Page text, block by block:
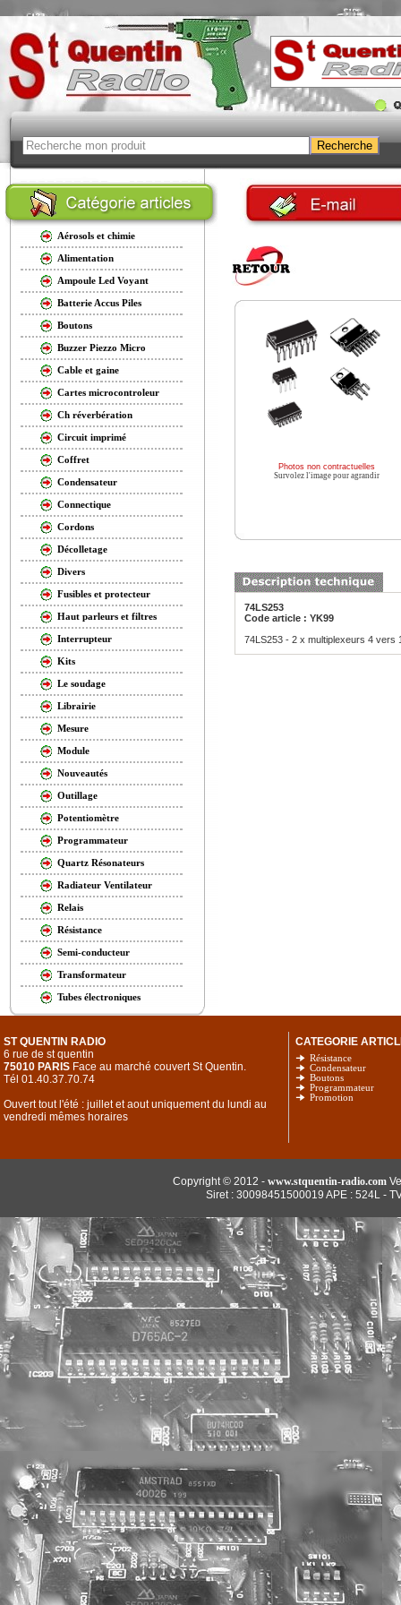
Aérosols et chimie
Alimentation
Ampoule Led Voyant
Batterie Accus Piles
Boutons
Buzzer Piezzo Micro
Cable et gaine
Cartes microcontroleur
Ch réverbération
Circuit imprimé
Coffret
Condensateur
Connectique
Cordons
Décolletage
Divers
Fusibles et protecteur
Haut parleurs et filtres
Interrupteur
Kits
Le soudage
Librairie
Mesure
Module
Nouveautés
Outillage
Potentiomètre
Programmateur
Quartz Résonateurs
Radiateur Ventilateur
Relais
Résistance
Semi-conducteur
Transformateur
Tubes électroniques
Photos non contractuelles
Survolez l'image pour agrandir
74LS253
Code article : YK99
74LS253 - 2 x multiplexeurs 4 vers
ST QUENTIN RADIO
6 rue de st quentin
75010 PARIS Face au marché couvert St Quentin.
Tél 01.40.37.70.74
Ouvert tout l'été : juillet et aout uniquement du lundi au
vendredi mêmes horaires
CATEGORIE
Résistance
Condensateur
Boutons
Programmateur
Promotion
Copyright © 2012 - www.stquentin-radio.com
Siret : 30098451500019 APE : 524L -